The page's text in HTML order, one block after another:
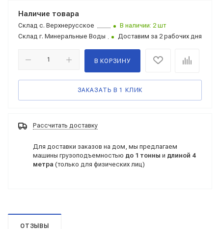
Наличие товара
Склад с. Верхнерусское
В наличии: 2 шт
Склад г. Минеральные Воды Доставим за 2 рабочих дня
В КОРЗИНУ
ЗАКАЗАТЬ В 1 КЛИК
Рассчитать доставку
Для доставки заказов на дом, мы предлагаем
машины грузоподъемностью до 1 тонны и длиной 4
метра (только для физических лиц)
ОТЗЫВЫ